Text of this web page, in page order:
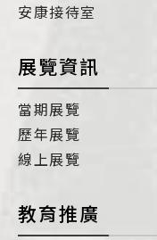
安康接待室
展覽資訊
當期展覽
歷年展覽
線上展覽
教育推廣